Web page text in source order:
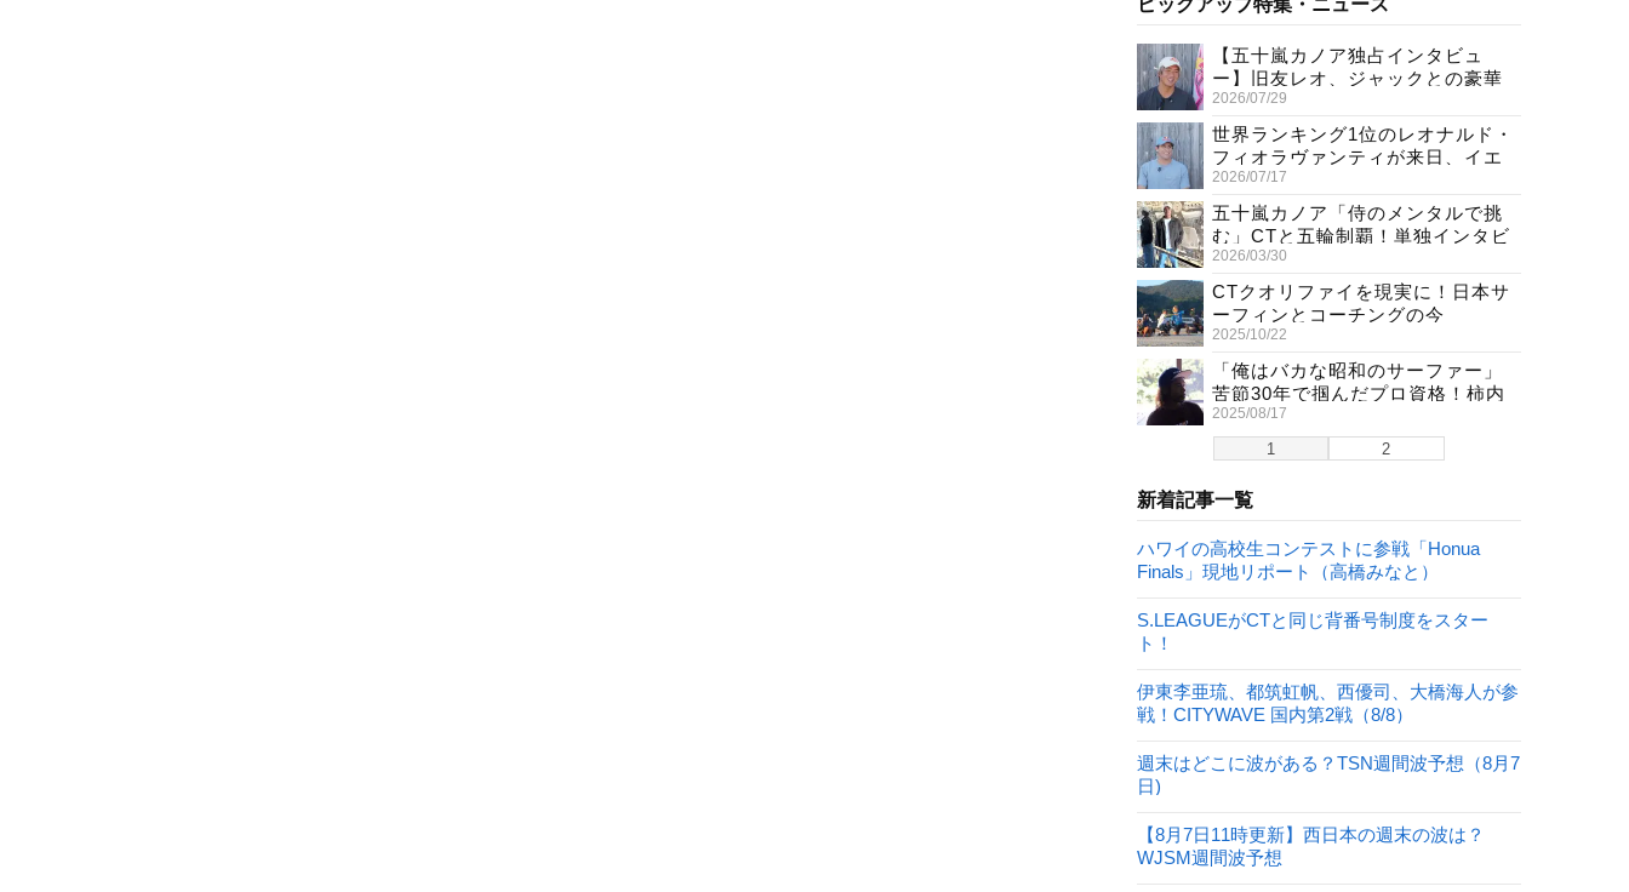
1 2
【五十嵐カノア独占インタビュ
ー】旧友レオ、ジャックとの豪華
プライベートセッション
2026/07/29
世界ランキング1位のレオナルド・
フィオラヴァンティが来日、イエ
ロージャージ獲得直後の独占イン
タビュー
2026/07/17
五十嵐カノア「侍のメンタルで挑
む」CTと五輪制覇！単独インタビ
ューで熱弁
2026/03/30
CTクオリファイを現実に！日本サ
ーフィンとコーチングの今
2025/10/22
「俺はバカな昭和のサーファー」
苦節30年で掴んだプロ資格！柿内
聖文(54)の生き様
2025/08/17
新着記事一覧
ハワイの高校生コンテストに参戦「Honua
Finals」現地リポート（高橋みなと）
S.LEAGUEがCTと同じ背番号制度をスター
ト！
伊東李亜琉、都筑虹帆、西優司、大橋海人が参
戦！CITYWAVE 国内第2戦（8/8）
週末はどこに波がある？TSN週間波予想（8月7
日)
【8月7日11時更新】西日本の週末の波は？
WJSM週間波予想